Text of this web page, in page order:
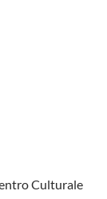
Culturale